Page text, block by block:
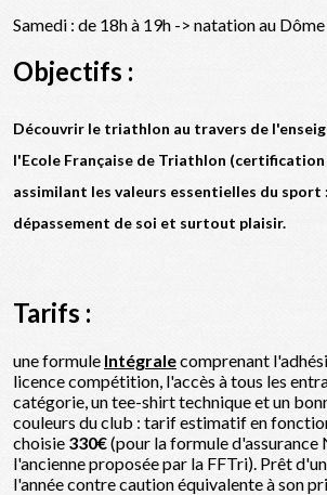
Samedi : de 18h à 19h -> natation au Dôme
Objectifs :
Découvrir le triathlon au travers de
l'Ecole Française de Triathlon
assimilant les valeurs essentielles du
dépassement de soi et surtout plaisir.
Tarifs :
une formule Intégralecomprenant
licence compétition, l'accès à tous les
catégorie, un tee-shirt technique et un
couleurs du club : tarif estimatif en
choisie 330€(pour la formule d'assurance
l'ancienne proposée par la FFTri). Prêt
l'année contre caution équivalente à son